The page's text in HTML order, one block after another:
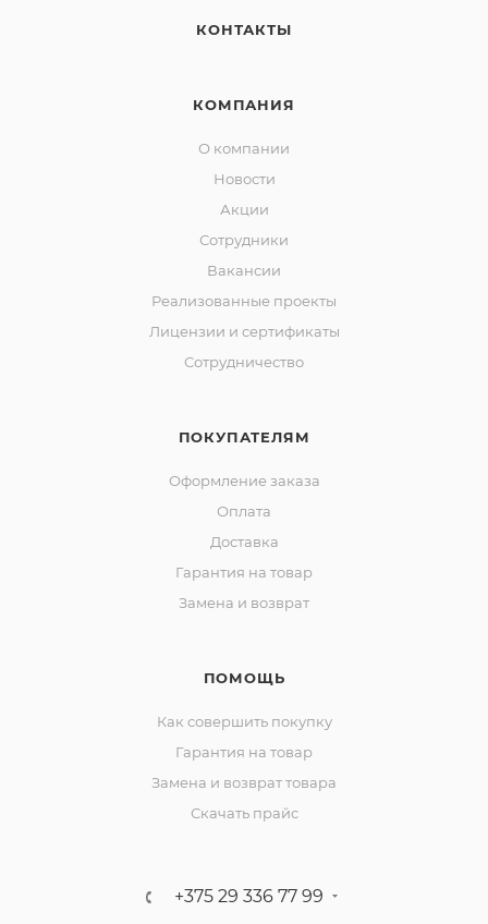
КОНТАКТЫ
КОМПАНИЯ
О компании
Новости
Акции
Сотрудники
Вакансии
Реализованные проекты
Лицензии и сертификаты
Сотрудничество
ПОКУПАТЕЛЯМ
Оформление заказа
Оплата
Доставка
Гарантия на товар
Замена и возврат
ПОМОЩЬ
Как совершить покупку
Гарантия на товар
Замена и возврат товара
Скачать прайс
+375 29 336 77 99